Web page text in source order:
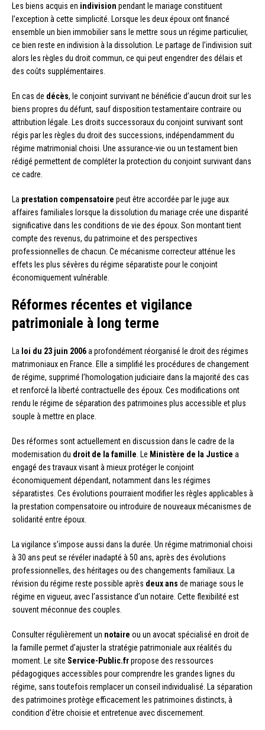
Les biens acquis en indivision pendant le mariage constituent
l’exception à cette simplicité. Lorsque les deux époux ont financé
ensemble un bien immobilier sans le mettre sous un régime particulier,
ce bien reste en indivision à la dissolution. Le partage de l’indivision suit
alors les règles du droit commun, ce qui peut engendrer des délais et
des coûts supplémentaires.
En cas de décès, le conjoint survivant ne bénéficie d’aucun droit sur les
biens propres du défunt, sauf disposition testamentaire contraire ou
attribution légale. Les droits successoraux du conjoint survivant sont
régis par les règles du droit des successions, indépendamment du
régime matrimonial choisi. Une assurance-vie ou un testament bien
rédigé permettent de compléter la protection du conjoint survivant dans
ce cadre.
La prestation compensatoire peut être accordée par le juge aux
affaires familiales lorsque la dissolution du mariage crée une disparité
significative dans les conditions de vie des époux. Son montant tient
compte des revenus, du patrimoine et des perspectives
professionnelles de chacun. Ce mécanisme correcteur atténue les
effets les plus sévères du régime séparatiste pour le conjoint
économiquement vulnérable.
Réformes récentes et vigilance
patrimoniale à long terme
La loi du 23 juin 2006a profondément réorganisé le droit des régimes
matrimoniaux en France. Elle a simplifié les procédures de changement
de régime, supprimé l’homologation judiciaire dans la majorité des cas
et renforcé la liberté contractuelle des époux. Ces modifications ont
rendu le régime de séparation des patrimoines plus accessible et plus
souple à mettre en place.
Des réformes sont actuellement en discussion dans le cadre de la
modernisation du droit de la famille . Le Ministère de la Justice a
engagé des travaux visant à mieux protéger le conjoint
économiquement dépendant, notamment dans les régimes
séparatistes. Ces évolutions pourraient modifier les règles applicables à
la prestation compensatoire ou introduire de nouveaux mécanismes de
solidarité entre époux.
La vigilance s’impose aussi dans la durée. Un régime matrimonial choisi
à 30 ans peut se révéler inadapté à 50 ans, après des évolutions
professionnelles, des héritages ou des changements familiaux. La
révision du régime reste possible après deux ans de mariage sous le
régime en vigueur, avec l’assistance d’un notaire. Cette flexibilité est
souvent méconnue des couples.
Consulter régulièrement un notaire ou un avocat spécialisé en droit de
la famille permet d’ajuster la stratégie patrimoniale aux réalités du
moment. Le site Service-Public.frpropose des ressources
pédagogiques accessibles pour comprendre les grandes lignes du
régime, sans toutefois remplacer un conseil individualisé. La séparation
des patrimoines protège efficacement les patrimoines distincts, à
condition d’être choisie et entretenue avec discernement.